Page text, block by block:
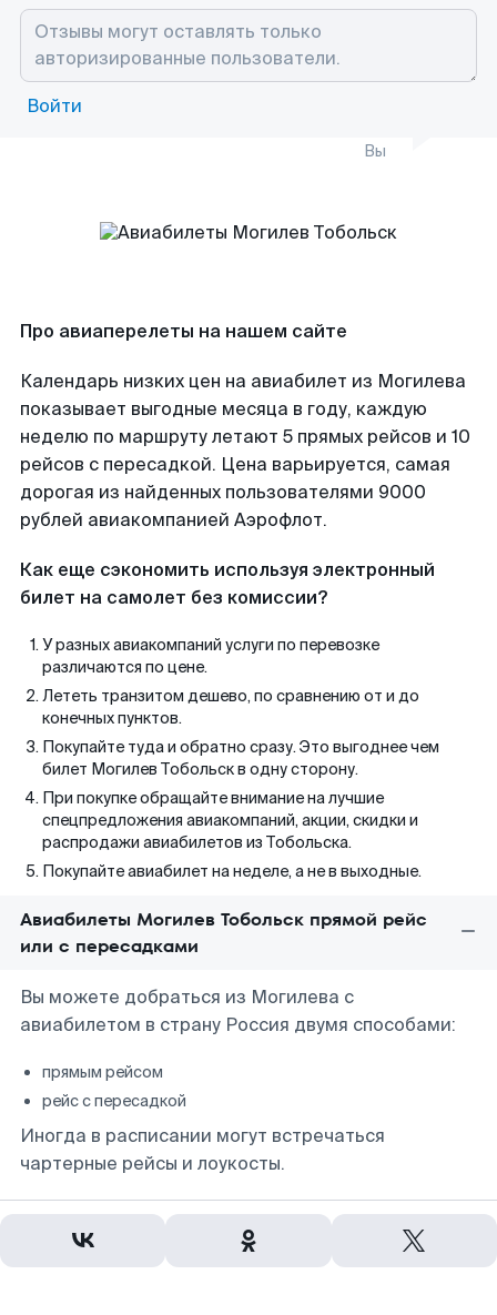
Войти
Вы
Про авиаперелеты на нашем сайте
Календарь низких цен на авиабилет из Могилева
показывает выгодные месяца в году, каждую
неделю по маршруту летают 5 прямых рейсов и 10
рейсов с пересадкой. Цена варьируется, самая
дорогая из найденных пользователями 9000
рублей авиакомпанией Аэрофлот.
Как еще сэкономить используя электронный
билет на самолет без комиссии?
У разных авиакомпаний услуги по перевозке
различаются по цене.
Лететь транзитом дешево, по сравнению от и до
конечных пунктов.
Покупайте туда и обратно сразу. Это выгоднее чем
билет Могилев Тобольск в одну сторону.
При покупке обращайте внимание на лучшие
спецпредложения авиакомпаний, акции, скидки и
распродажи авиабилетов из Тобольска.
Покупайте авиабилет на неделе, а не в выходные.
Авиабилеты Могилев Тобольск прямой рейс
или с пересадками
Вы можете добраться из Могилева с
авиабилетом в страну Россия двумя способами:
прямым рейсом
рейс с пересадкой
Иногда в расписании могут встречаться
чартерные рейсы и лоукосты.